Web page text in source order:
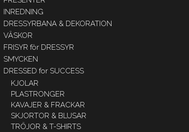
INREDNING
DRESSYRBANA & DEKORATION
VÄSKOR
FRISYR för DRESSYR
SMYCKEN
DRESSED for SUCCESS
KJOLAR
PLASTRONGER
KAVAJER & FRACKAR
SKJORTOR & BLUSAR
TRÖJOR & T-SHIRTS